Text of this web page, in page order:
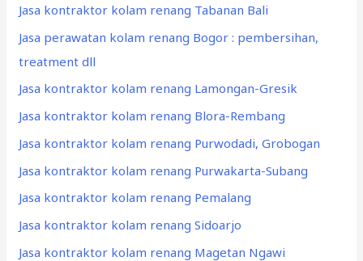
Jasa kontraktor kolam renang Tabanan Bali
Jasa perawatan kolam renang Bogor : pembersihan,
treatment dll
Jasa kontraktor kolam renang Lamongan-Gresik
Jasa kontraktor kolam renang Blora-Rembang
Jasa kontraktor kolam renang Purwodadi, Grobogan
Jasa kontraktor kolam renang Purwakarta-Subang
Jasa kontraktor kolam renang Pemalang
Jasa kontraktor kolam renang Sidoarjo
Jasa kontraktor kolam renang Magetan Ngawi